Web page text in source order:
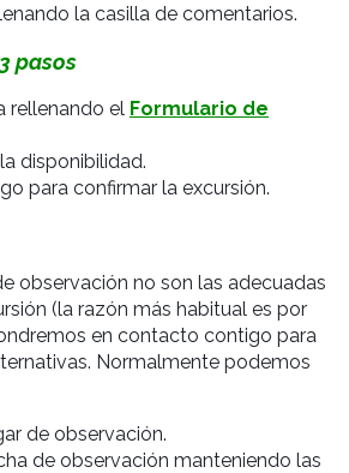
la casilla de comentarios.
pasos
rellenando el Formulario de
disponibilidad.
para confirmar la excursión.
observación no son las adecuadas
(la razón más habitual es por
en contacto contigo para
Normalmente podemos
de observación.
de observación manteniendo las